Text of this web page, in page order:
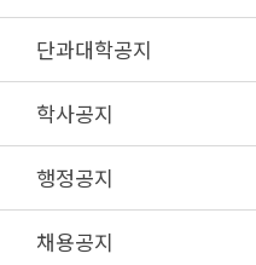
단과대학공지
학사공지
행정공지
채용공지